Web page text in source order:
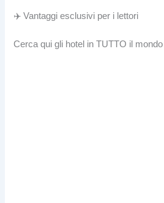
✈️ Vantaggi esclusivi per i lettori
Cerca qui gli hotel in TUTTO il